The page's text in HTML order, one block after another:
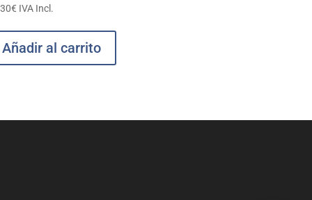
€ IVA Incl.
Añadir al carrito